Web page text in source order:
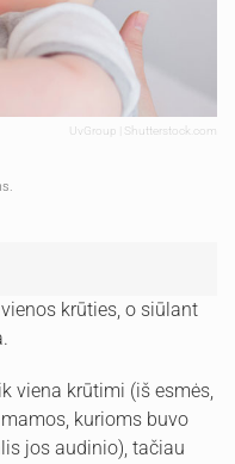
UvGroup | Shutterstock.com
krūties, o siūlant
viena krūtimi (iš esmės,
kurioms buvo
jos audinio), tačiau